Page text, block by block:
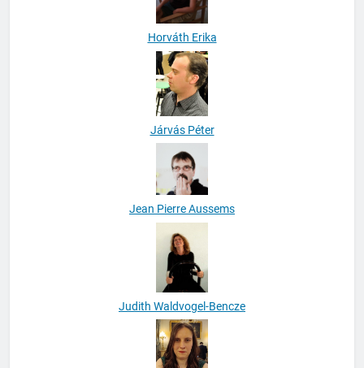
Horváth Erika
Járvás Péter
Jean Pierre Aussems
Judith Waldvogel-Bencze